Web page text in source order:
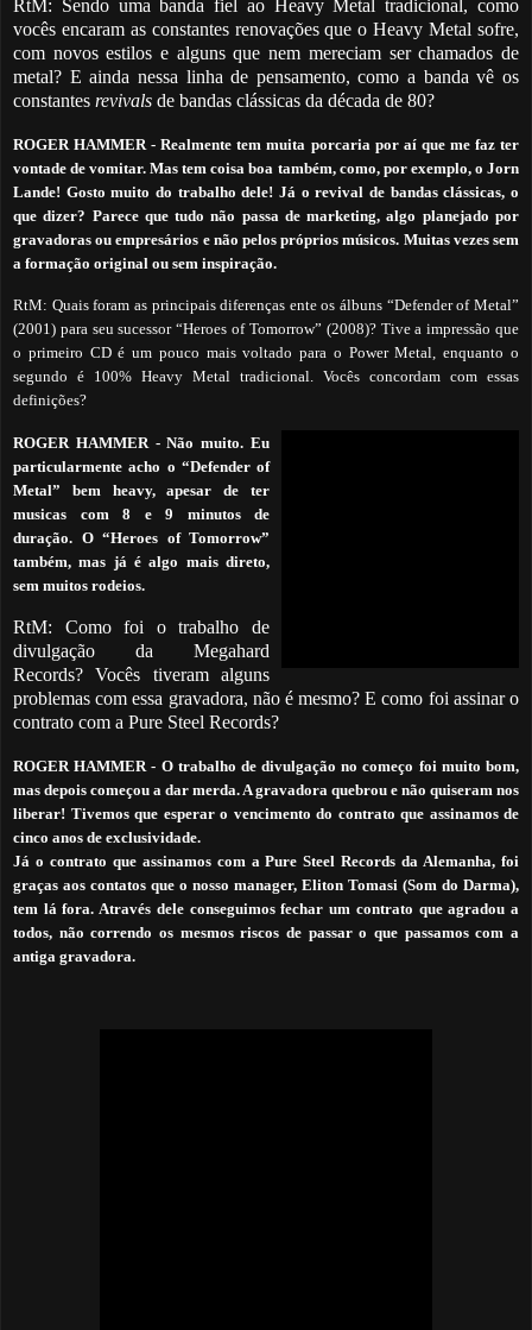
RtM: Sendo uma banda fiel ao Heavy Metal tradicional, como
vocês encaram as constantes renovações que o Heavy Metal sofre,
com novos estilos e alguns que nem mereciam ser chamados de
metal? E ainda nessa linha de pensamento, como a banda vê os
constantes revivals de bandas clássicas da década de 80?
ROGER HAMMER - Realmente tem muita porcaria por aí que me faz ter
vontade de vomitar. Mas tem coisa boa também, como, por exemplo, o Jorn
Lande! Gosto muito do trabalho dele! Já o revival de bandas clássicas, o
que dizer? Parece que tudo não passa de marketing, algo planejado por
gravadoras ou empresários e não pelos próprios músicos. Muitas vezes sem
a formação original ou sem inspiração.
RtM: Quais foram as principais diferenças ente os álbuns “Defender of Metal”
(2001) para seu sucessor “Heroes of Tomorrow” (2008)? Tive a impressão que
o primeiro CD é um pouco mais voltado para o Power Metal, enquanto o
segundo é 100% Heavy Metal tradicional. Vocês concordam com essas
definições?
ROGER HAMMER- Não muito. Eu
particularmente acho o “Defender of
Metal” bem heavy, apesar de ter
musicas com 8 e 9 minutos de
duração. O “Heroes of Tomorrow”
também, mas já é algo mais direto,
sem muitos rodeios.
RtM: Como foi o trabalho de
divulgação da Megahard
Records? Vocês tiveram alguns
problemas com essa gravadora, não é mesmo?E como foi assinar o
contrato com a Pure Steel Records?
ROGER HAMMER - O trabalho de divulgação no começo foi muito bom,
mas depois começou a dar merda. A gravadora quebrou e não quiseram nos
liberar! Tivemos que esperar o vencimento do contrato que assinamos de
cinco anos de exclusividade.
Já o contrato que assinamos com a Pure Steel Records da Alemanha, foi
graças aos contatos que o nosso manager, Eliton Tomasi (Som do Darma),
tem lá fora. Através dele conseguimos fechar um contrato que agradou a
todos, não correndo os mesmos riscos de passar o que passamos com a
antiga gravadora.